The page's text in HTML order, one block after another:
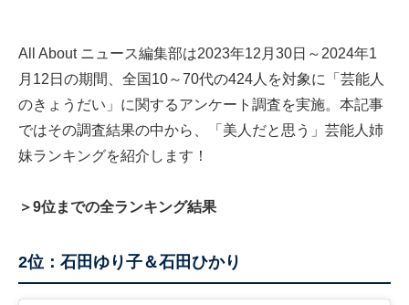
All About ニュース編集部は2023年12月30日～2024年1
月12日の期間、全国10～70代の424人を対象に「芸能人
のきょうだい」に関するアンケート調査を実施。本記事
ではその調査結果の中から、「美人だと思う」芸能人姉
妹ランキングを紹介します！
＞9位までの全ランキング結果
2位：石田ゆり子＆石田ひかり